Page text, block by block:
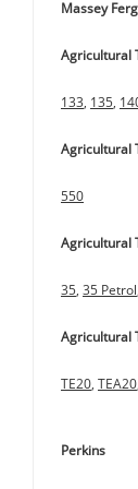
Massey
Agricultural
133, 135,
Agricultural
550
Agricultural
35, 35 Petrol
Agricultural
TE20, TEA20
Perkins